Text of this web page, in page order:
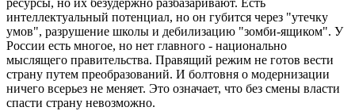
ресурсы, но их безудержно разбазаривают. Есть
интеллектуальный потенциал, но он губится через "утечку
умов", разрушение школы и дебилизацию "зомби-ящиком". У
России есть многое, но нет главного - национально
мыслящего правительства. Правящий режим не готов вести
страну путем преобразований. И болтовня о модернизации
ничего всерьез не меняет. Это означает, что без смены власти
спасти страну невозможно.